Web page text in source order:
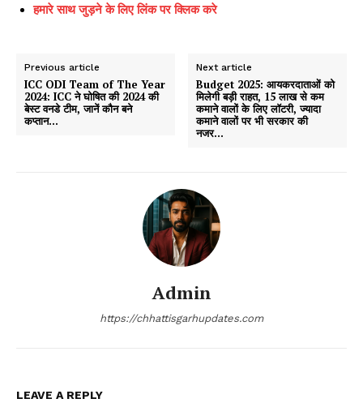
हमारे साथ जुड़ने के लिए लिंक पर क्लिक करे
Previous article
ICC ODI Team of The Year
2024: ICC ने घोषित की 2024 की
बेस्ट वनडे टीम, जानें कौन बने
कप्तान…
Next article
Budget 2025: आयकरदाताओं को
मिलेगी बड़ी राहत, 15 लाख से कम
कमाने वालों के लिए लॉटरी, ज्यादा
कमाने वालों पर भी सरकार की
नजर…
Admin
https://chhattisgarhupdates.com
LEAVE A REPLY